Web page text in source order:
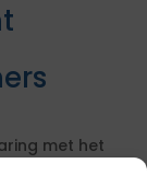
met het